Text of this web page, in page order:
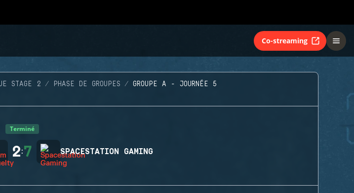
Co-streaming
STAGE 2 PHASE DE GROUPES GROUPE A - JOURNÉE 5
Terminé
2:7 SPACESTATION GAMING